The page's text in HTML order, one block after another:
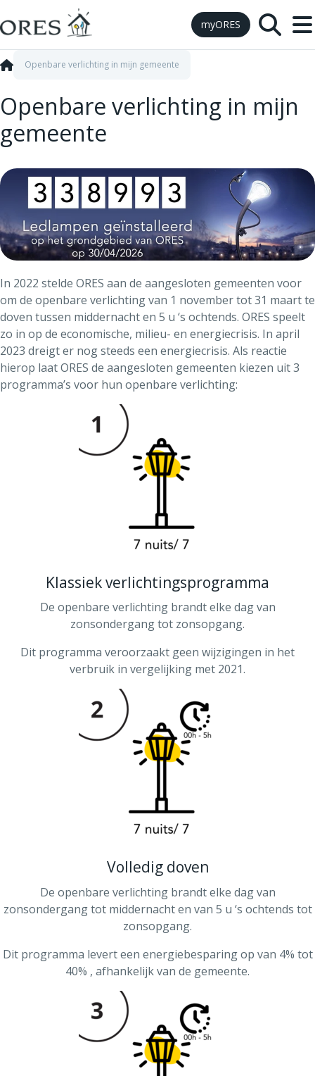
Skip to Content
myORES
Openbare verlichting in mijn
gemeente
Openbare verlichting in mijn gemeente
In 2022 stelde ORES aan de aangesloten gemeenten voor
om de openbare verlichting van 1 november tot 31 maart te
doven tussen middernacht en 5 u ‘s ochtends. ORES speelt
zo in op de economische, milieu- en energiecrisis. In april
2023 dreigt er nog steeds een energiecrisis. Als reactie
hierop laat ORES de aangesloten gemeenten kiezen uit 3
programma’s voor hun openbare verlichting:
Klassiek verlichtingsprogramma
De openbare verlichting brandt elke dag van
zonsondergang tot zonsopgang.
Dit programma veroorzaakt geen wijzigingen in het
verbruik in vergelijking met 2021.
Volledig doven
De openbare verlichting brandt elke dag van
zonsondergang tot middernacht en van 5 u ‘s ochtends tot
zonsopgang.
Dit programma levert een energiebesparing op van 4% tot
40% , afhankelijk van de gemeente.